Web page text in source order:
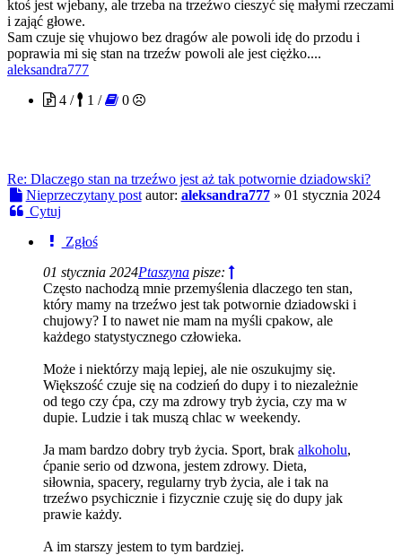
ktoś jest wjebany, ale trzeba na trzeźwo cieszyć się małymi rzeczami
i zająć głowe.
Sam czuje się vhujowo bez dragów ale powoli idę do przodu i
poprawia mi się stan na trzeźw powoli ale jest ciężko....
aleksandra777
4 /
1 / 0
Re: Dlaczego stan na trzeźwo jest aż tak potwornie dziadowski?
Nieprzeczytany post autor: aleksandra777» 01 stycznia 2024
Cytuj
Zgłoś
01 stycznia 2024Ptaszyna pisze:
Często nachodzą mnie przemyślenia dlaczego ten stan,
który mamy na trzeźwo jest tak potwornie dziadowski i
chujowy? I to nawet nie mam na myśli cpakow, ale
każdego statystycznego człowieka.
Może i niektórzy mają lepiej, ale nie oszukujmy się.
Większość czuje się na codzień do dupy i to niezależnie
od tego czy ćpa, czy ma zdrowy tryb życia, czy ma w
dupie. Ludzie i tak muszą chlac w weekendy.
Ja mam bardzo dobry tryb życia. Sport, brak alkoholu,
ćpanie serio od dzwona, jestem zdrowy. Dieta,
siłownia, spacery, regularny tryb życia, ale i tak na
trzeźwo psychicznie i fizycznie czuję się do dupy jak
prawie każdy.
A im starszy jestem to tym bardziej.